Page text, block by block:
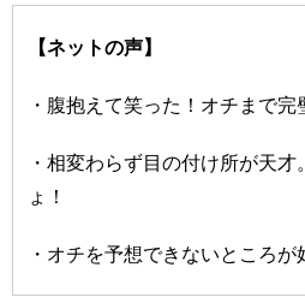
【ネットの声】
・腹抱えて笑った！オチまで完
・相変わらず目の付け所が天
ょ！
・オチを予想できないところが